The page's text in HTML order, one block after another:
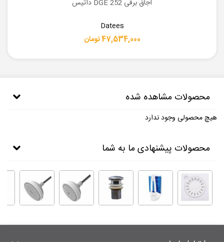
اجاق برقی DGE 252 داتیس
Datees
47,534,000 تومان
محصولات مشاهده شده
هیچ محصولی وجود ندارد
محصولات پیشنهادی ما به شما